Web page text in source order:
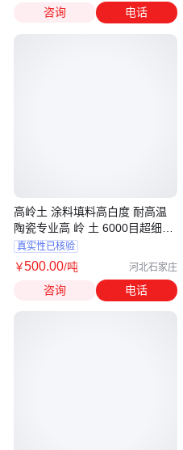
咨询 电话
高岭土 涂料填料高白度 耐高温
陶瓷专业高 岭 土 6000目超细高
岭土粉
真实性已核验
￥500.00/吨 河北石家庄
咨询 电话